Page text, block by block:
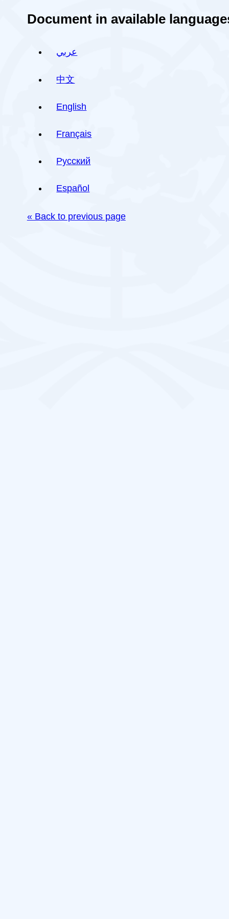
Document in available
عربي
中文
English
Français
Русский
Español
« Back to previous page